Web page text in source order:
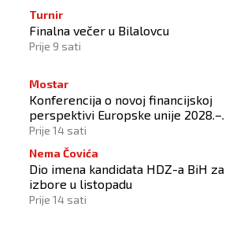
Turnir
Finalna večer u Bilalovcu
Prije 9 sati
Mostar
Konferencija o novoj financijskoj
perspektivi Europske unije 2028.–
2034.
Prije 14 sati
Nema Čovića
Dio imena kandidata HDZ-a BiH za
izbore u listopadu
Prije 14 sati